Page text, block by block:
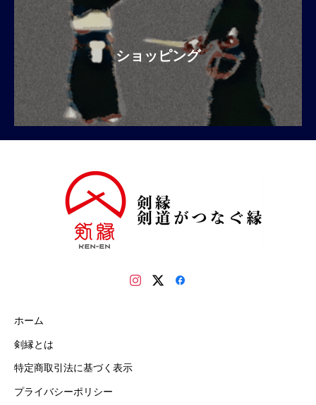
ショッピング
ホーム
剣縁とは
特定商取引法に基づく表示
プライバシーポリシー